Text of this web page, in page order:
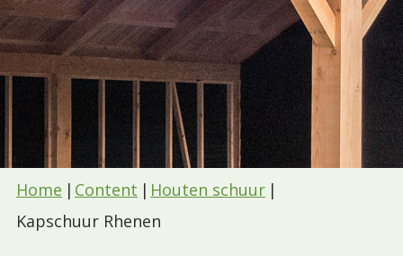
Home Content
Houten schuur
Kapschuur Rhenen